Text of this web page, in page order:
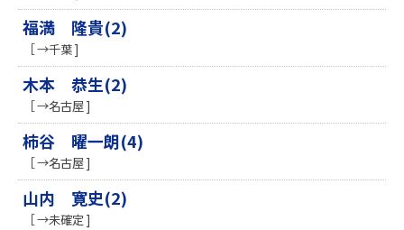
福満 隆貴(2)
［ →千葉 ]
木本 恭生(2)
［ →名古屋 ]
柿谷 曜一朗(4)
［ →名古屋 ]
山内 寛史(2)
［ →未確定 ]